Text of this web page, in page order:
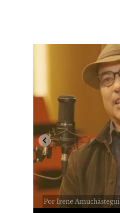
Por Irene Amuchástegui